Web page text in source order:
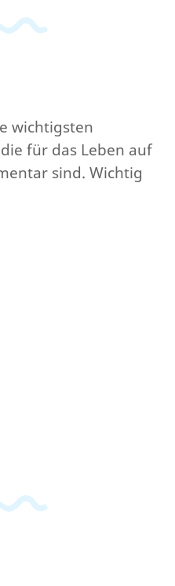
wichtigsten
für das Leben auf
sind. Wichtig